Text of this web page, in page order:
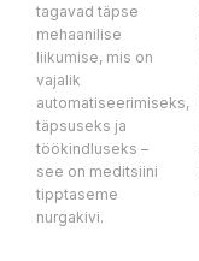
tagavad täpse
mehaanilise
liikumise, mis on
vajalik
automatiseerimiseks,
täpsuseks ja
töökindluseks –
see on meditsiini
tipptaseme
nurgakivi.